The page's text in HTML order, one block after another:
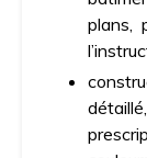
plans,